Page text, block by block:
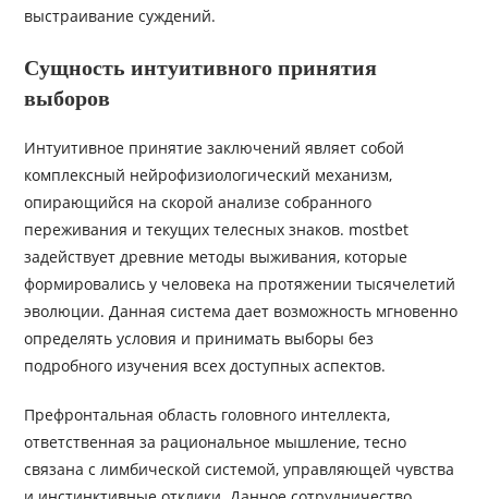
выстраивание суждений.
Сущность интуитивного принятия
выборов
Интуитивное принятие заключений являет собой
комплексный нейрофизиологический механизм,
опирающийся на скорой анализе собранного
переживания и текущих телесных знаков. mostbet
задействует древние методы выживания, которые
формировались у человека на протяжении тысячелетий
эволюции. Данная система дает возможность мгновенно
определять условия и принимать выборы без
подробного изучения всех доступных аспектов.
Префронтальная область головного интеллекта,
ответственная за рациональное мышление, тесно
связана с лимбической системой, управляющей чувства